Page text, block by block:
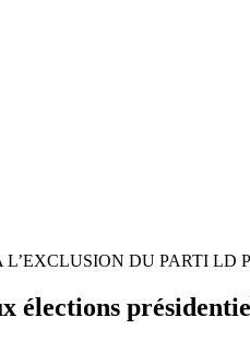
A L’EXCLUSION DU PARTI
élections